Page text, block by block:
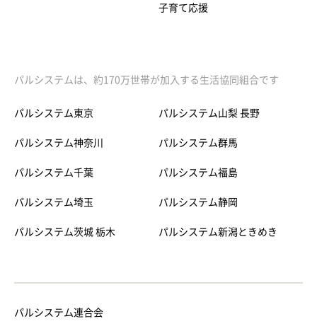
子育て応援
パルシステムは、約170万世帯が加入する生活協同組合です
パルシステム東京
パルシステム神奈川
パルシステム千葉
パルシステム埼玉
パルシステム茨城 栃木
パルシステム山梨 長野
パルシステム群馬
パルシステム福島
パルシステム静岡
パルシステム新潟ときめき
パルシステム連合会